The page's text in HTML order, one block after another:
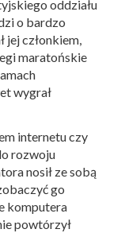
oddziału
o bardzo
jej członkiem,
maratońskie
wygrał
internetu czy
rozwoju
nosił ze sobą
go
komputera
powtórzył